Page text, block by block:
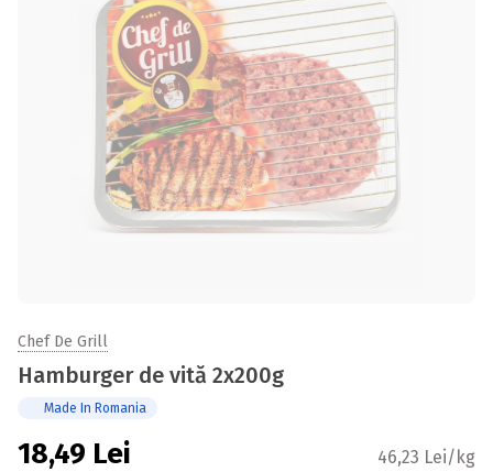
Chef De Grill
Hamburger de vită 2x200g
Made In Romania
18,49 Lei 46,23 Lei/kg